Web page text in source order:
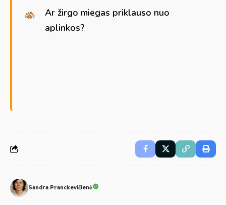
Ar žirgo miegas priklauso nuo
aplinkos?
Sandra Pranckevičienė